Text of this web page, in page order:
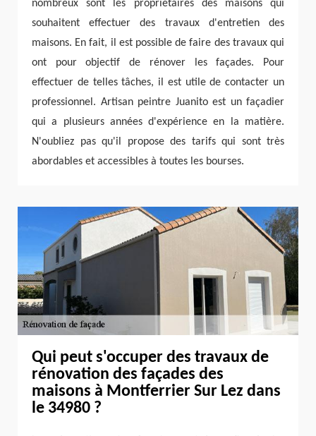
nombreux sont les propriétaires des maisons qui
souhaitent effectuer des travaux d'entretien des
maisons. En fait, il est possible de faire des travaux qui
ont pour objectif de rénover les façades. Pour
effectuer de telles tâches, il est utile de contacter un
professionnel. Artisan peintre Juanito est un façadier
qui a plusieurs années d'expérience en la matière.
N'oubliez pas qu'il propose des tarifs qui sont très
abordables et accessibles à toutes les bourses.
Qui peut s'occuper des travaux de
rénovation des façades des
maisons à Montferrier Sur Lez dans
le 34980 ?